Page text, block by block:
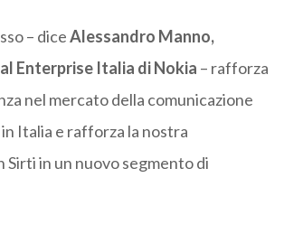
– diceAlessandro Manno,
Enterprise Italia di Nokia – rafforza
nel mercato della comunicazione
Italia e rafforza la nostra
Sirti in un nuovo segmento di